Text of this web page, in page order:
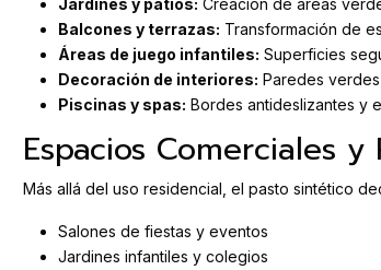
Balcones y terrazas: Transformación de
Áreas de juego infantiles: Superficies
Decoración de interiores: Paredes
Piscinas y spas: Bordes antideslizantes y
Espacios Comerciales y
Más allá del uso residencial, el pasto sintético
Salones de fiestas y eventos
Jardines infantiles y colegios